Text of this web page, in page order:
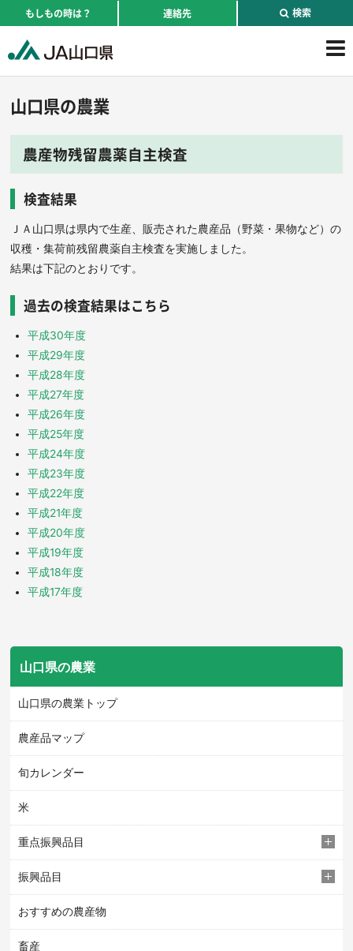
もしもの時は？ 連絡先 検索
山口県の農業
農産物残留農薬自主検査
検査結果
ＪＡ山口県は県内で生産、販売された農産品（野菜・果物など）の
収穫・集荷前残留農薬自主検査を実施しました。
結果は下記のとおりです。
過去の検査結果はこちら
平成30年度
平成29年度
平成28年度
平成27年度
平成26年度
平成25年度
平成24年度
平成23年度
平成22年度
平成21年度
平成20年度
平成19年度
平成18年度
平成17年度
山口県の農業
山口県の農業トップ
農産品マップ
旬カレンダー
米
重点振興品目
振興品目
おすすめの農産物
畜産